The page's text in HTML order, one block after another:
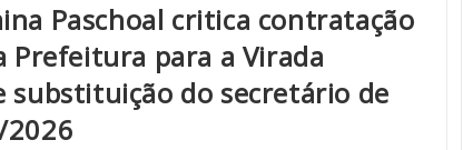
Paschoal critica contratação
Prefeitura para a Virada
substituição do secretário de